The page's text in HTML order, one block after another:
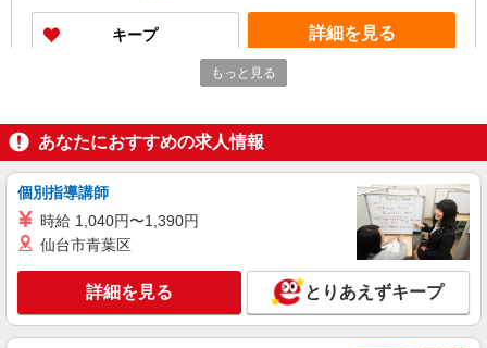
キープ 詳細を見る
＜三ノ宮＞サ高住スタッフ＊教育体制充実
◎30代・40代活躍中
時給1450円〜2187円 ＜日払い有/週払い有/交
神戸市中央区 最寄り駅：三ノ宮
キープ 詳細を見る
もっと見る
あなたにおすすめの求人情報
個別指導講師
時給 1,040円〜1,390円
仙台市青葉区
詳細を見る とりあえずキープ